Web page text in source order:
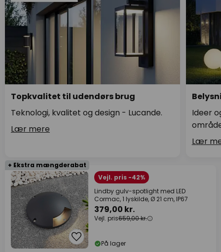
Topkvalitet til udendørs brug
Teknologi, kvalitet og design - Lucande.
Lær mere
Ideer
Lær
+ Ekstra mængderabat
Vejl. pris -42%
Lindby gulv-spotlight med LED
Cormac, 1 lyskilde, Ø 21 cm, IP67
379,00 kr.
Vejl. pris659,00 kr.
På lager